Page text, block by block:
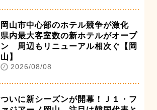
岡山市中心部のホテル競争が激化
県内最大客室数の新ホテルがオープ
ン 周辺もリニューアル相次ぐ【岡
山】
2026/08/08
ついに新シーズンが開幕！Ｊ１・フ